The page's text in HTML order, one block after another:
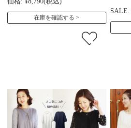
在庫を確認する
SALE: